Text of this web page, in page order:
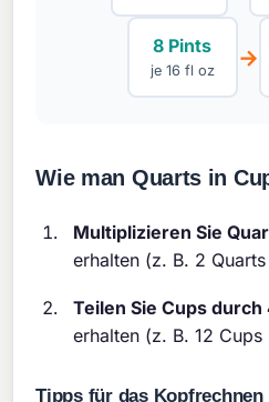
8 Pints
je 16 fl oz →
Wie man Quarts in
Multiplizieren Sie
erhalten (z. B. 2
Teilen Sie Cups durch
erhalten (z. B. 12
Tipps für das Kopfrechnen